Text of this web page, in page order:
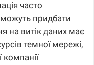
часто
можуть придбати
на витік даних має
темної мережі,